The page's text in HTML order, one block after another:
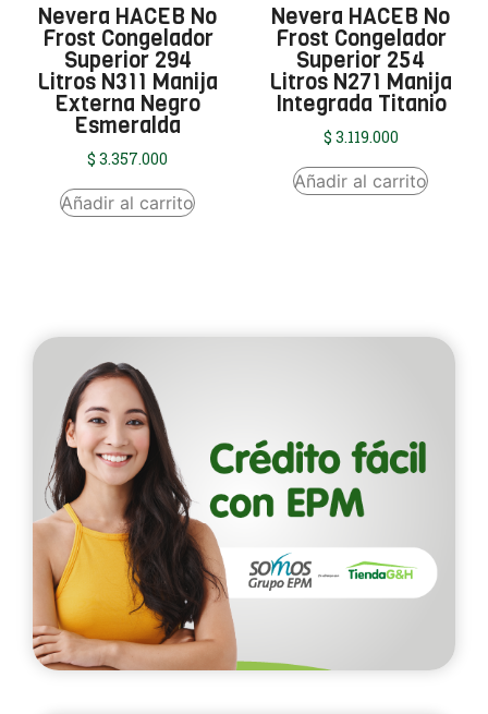
Nevera HACEB No
Frost Congelador
Superior 294
Litros N311 Manija
Externa Negro
Esmeralda
$ 3.357.000
Añadir al carrito
Nevera HACEB No
Frost Congelador
Superior 254
Litros N271 Manija
Integrada Titanio
$ 3.119.000
Añadir al carrito